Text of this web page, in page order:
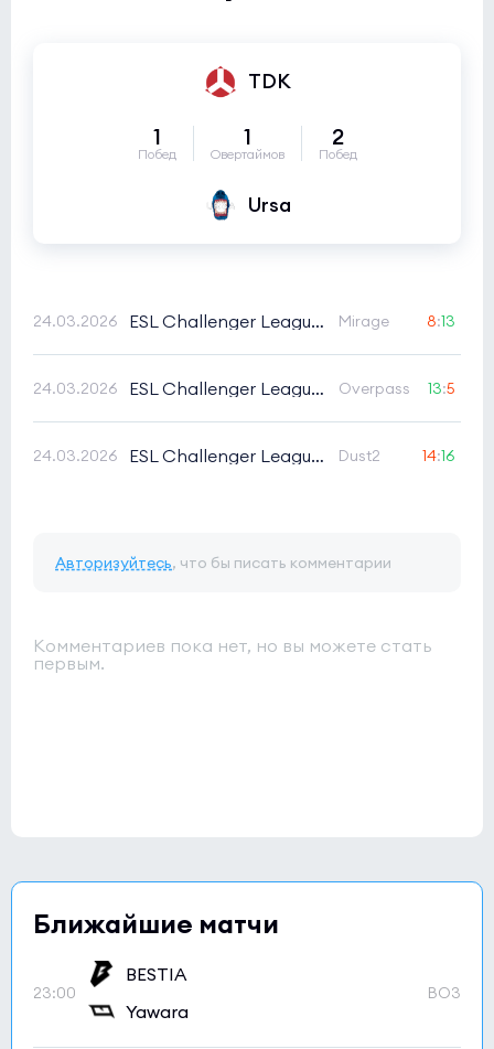
TDK
1
Побед
1
Овертаймов
2
Побед
Ursa
24.03.2026 ESL Challenger League Season 51 Europe Cup 2 Mirage 8:13
24.03.2026 ESL Challenger League Season 51 Europe Cup 2 Overpass 13:5
24.03.2026 ESL Challenger League Season 51 Europe Cup 2 Dust2 14:16
Авторизуйтесь, что бы писать комментарии
Комментариев пока нет, но вы можете стать
первым.
Ближайшие матчи
23:00
BESTIA
Yawara
BO3